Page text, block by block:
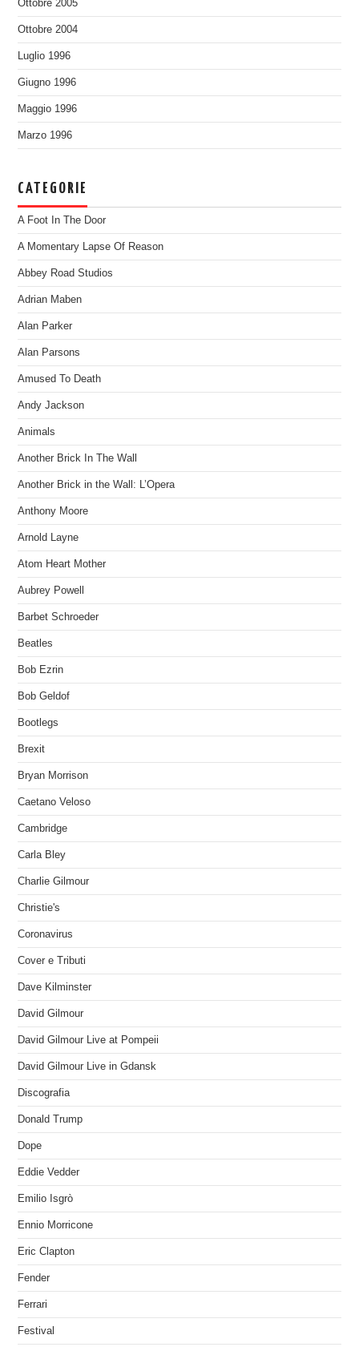
Ottobre 2005
Ottobre 2004
Luglio 1996
Giugno 1996
Maggio 1996
Marzo 1996
CATEGORIE
A Foot In The Door
A Momentary Lapse Of Reason
Abbey Road Studios
Adrian Maben
Alan Parker
Alan Parsons
Amused To Death
Andy Jackson
Animals
Another Brick In The Wall
Another Brick in the Wall: L’Opera
Anthony Moore
Arnold Layne
Atom Heart Mother
Aubrey Powell
Barbet Schroeder
Beatles
Bob Ezrin
Bob Geldof
Bootlegs
Brexit
Bryan Morrison
Caetano Veloso
Cambridge
Carla Bley
Charlie Gilmour
Christie's
Coronavirus
Cover e Tributi
Dave Kilminster
David Gilmour
David Gilmour Live at Pompeii
David Gilmour Live in Gdansk
Discografia
Donald Trump
Dope
Eddie Vedder
Emilio Isgrò
Ennio Morricone
Eric Clapton
Fender
Ferrari
Festival